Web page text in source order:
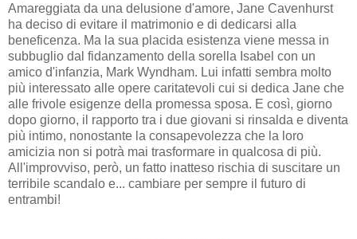
Amareggiata da una delusione d'amore, Jane Cavenhurst
ha deciso di evitare il matrimonio e di dedicarsi alla
beneficenza. Ma la sua placida esistenza viene messa in
subbuglio dal fidanzamento della sorella Isabel con un
amico d'infanzia, Mark Wyndham. Lui infatti sembra molto
più interessato alle opere caritatevoli cui si dedica Jane che
alle frivole esigenze della promessa sposa. E così, giorno
dopo giorno, il rapporto tra i due giovani si rinsalda e diventa
più intimo, nonostante la consapevolezza che la loro
amicizia non si potrà mai trasformare in qualcosa di più.
All'improvviso, però, un fatto inatteso rischia di suscitare un
terribile scandalo e... cambiare per sempre il futuro di
entrambi!